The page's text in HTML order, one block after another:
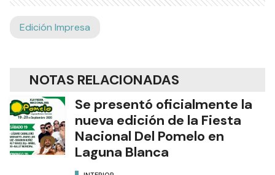
Edición Impresa
NOTAS RELACIONADAS
Se presentó oficialmente la
nueva edición de la Fiesta
Nacional Del Pomelo en
Laguna Blanca